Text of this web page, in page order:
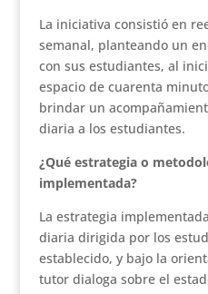
La iniciativa consistió en
semanal, planteando un
con sus estudiantes, al
espacio de cuarenta
brindar un
diaria a los estudiantes.
¿Qué estrategia o
implementada?
La estrategia
diaria dirigida por los
establecido, y bajo la
tutor dialoga sobre el